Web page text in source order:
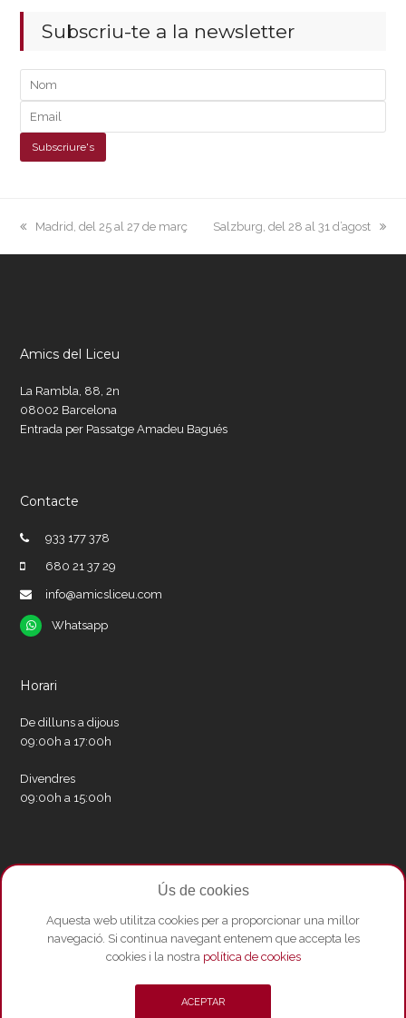
Subscriu-te a la newsletter
previous
Madrid, del 25 al 27 de març
next
Salzburg, del 28 al 31 d’agost
Amics del Liceu
La Rambla, 88, 2n
08002 Barcelona
Entrada per Passatge Amadeu Bagués
Contacte
933 177 378
680 21 37 29
info@amicsliceu.com
Whatsapp
Whatsapp
Horari
De dilluns a dijous
09:00h a 17:00h
Divendres
09:00h a 15:00h
Xarxes socials
TwitterFacebookInstagram
Whatsapp
Youtube
Ús de cookies
Aquesta web utilitza cookies per a proporcionar una millor
navegació. Si continua navegant entenem que accepta les
cookies i la nostra política de cookies
ACEPTAR